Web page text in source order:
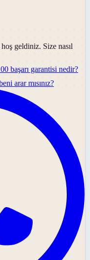
geldiniz. Size nasıl
başarı garantisi nedir?
arar mısınız?